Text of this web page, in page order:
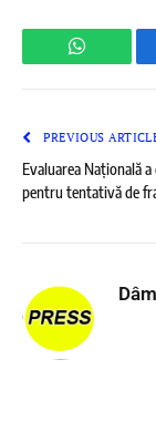
PREVIOUS
Evaluarea Națională
pentru tentativă de